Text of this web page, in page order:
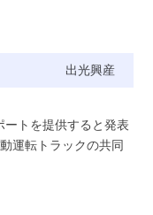
出光興産
トを提供すると発表
運転トラックの共同